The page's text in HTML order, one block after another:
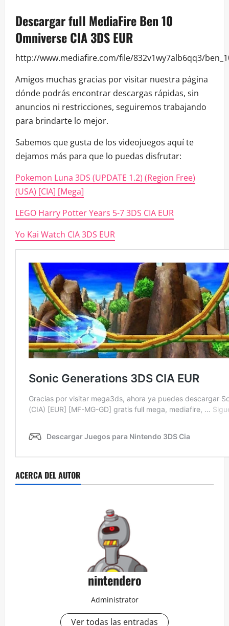
Descargar full MediaFire Ben 10
Omniverse CIA 3DS EUR
http://www.mediafire.com/file/832v1wy7alb6qq3/
Amigos muchas gracias por visitar nuestra página
dónde podrás encontrar descargas rápidas, sin
anuncios ni restricciones, seguiremos trabajando
para brindarte lo mejor.
Sabemos que gusta de los videojuegos aquí te
dejamos más para que lo puedas disfrutar:
Pokemon Luna 3DS (UPDATE 1.2) (Region Free)
(USA) [CIA] [Mega]
LEGO Harry Potter Years 5-7 3DS CIA EUR
Yo Kai Watch CIA 3DS EUR
ACERCA DEL AUTOR
nintendero
Administrator
Ver todas las entradas